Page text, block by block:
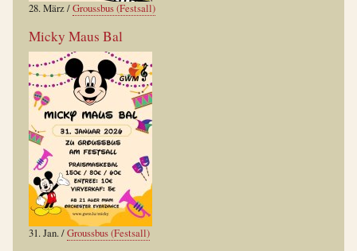
28. März/Groussbus (Festsall)
Micky Maus Bal
31. Jan./Groussbus (Festsall)